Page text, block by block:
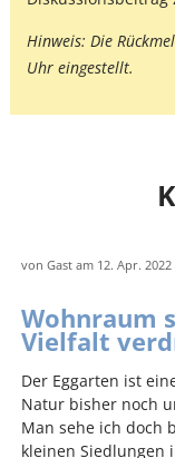
Hinweis: Die
Uhr eingestellt.
von Gast am 12. Apr. 2022
Wohnraum
Vielfalt
Der Eggarten ist
Natur bisher noch
Man sehe ich doch
kleinen Siedlungen